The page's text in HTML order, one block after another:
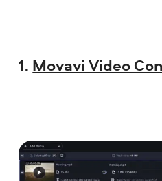
1. Movavi Video